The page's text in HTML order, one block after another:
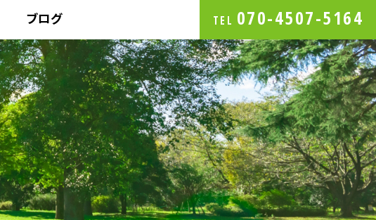
TEL 070-4507-5164
ブログ